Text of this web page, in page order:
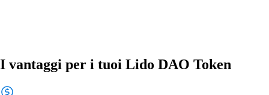
I vantaggi per i tuoi Lido DAO Token